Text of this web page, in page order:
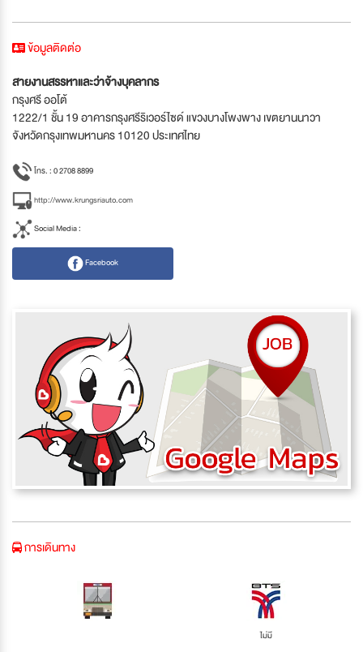
ข้อมูลติดต่อ
สายงานสรรหาและว่าจ้างบุคลากร
กรุงศรี ออโต้
1222/1 ชั้น 19 อาคารกรุงศรีริเวอร์ไซด์ แขวงบางโพงพาง เขตยานนาวา
จังหวัดกรุงเทพมหานคร 10120 ประเทศไทย
โทร. : 0 2708 8899
http://www.krungsriauto.com
Social Media :
Facebook
การเดินทาง
ไม่มี